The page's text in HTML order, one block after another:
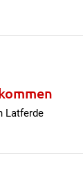
Latferde